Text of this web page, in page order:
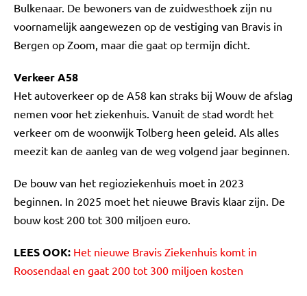
Bulkenaar. De bewoners van de zuidwesthoek zijn nu
voornamelijk aangewezen op de vestiging van Bravis in
Bergen op Zoom, maar die gaat op termijn dicht.
Verkeer A58
Het autoverkeer op de A58 kan straks bij Wouw de afslag
nemen voor het ziekenhuis. Vanuit de stad wordt het
verkeer om de woonwijk Tolberg heen geleid. Als alles
meezit kan de aanleg van de weg volgend jaar beginnen.
De bouw van het regioziekenhuis moet in 2023
beginnen. In 2025 moet het nieuwe Bravis klaar zijn. De
bouw kost 200 tot 300 miljoen euro.
LEES OOK: Het nieuwe Bravis Ziekenhuis komt in
Roosendaal en gaat 200 tot 300 miljoen kosten